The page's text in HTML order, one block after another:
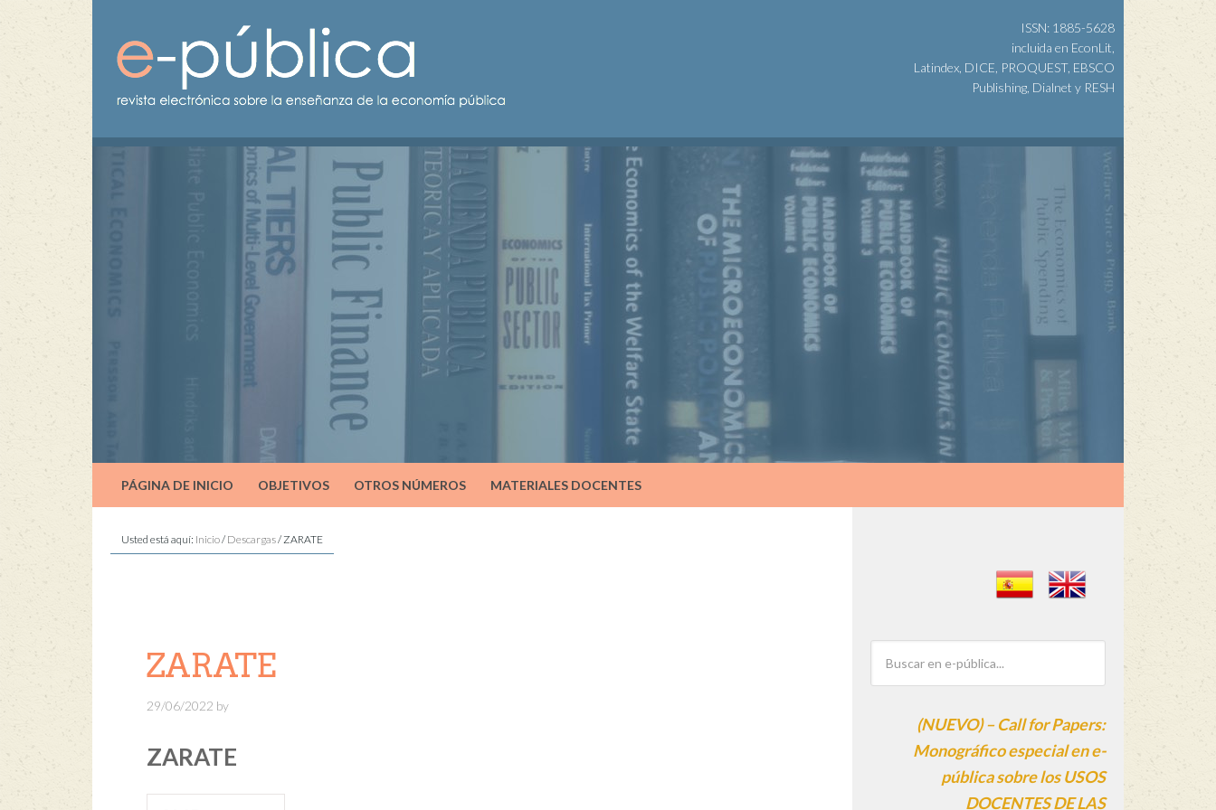
ISSN: 1885-5628
incluida en EconLit,
Latindex, DICE, PROQUEST, EBSCO
Publishing, Dialnet y RESH
PÁGINA DE INICIO OBJETIVOS OTROS NÚMEROS MATERIALES DOCENTES
Usted está aquí: Inicio/ Descargas/ZARATE
ZARATE
29/06/2022 by
ZARATE
(NUEVO) – Call for Papers:
Monográfico especial en e-
pública sobre los USOS
DOCENTES DE LAS